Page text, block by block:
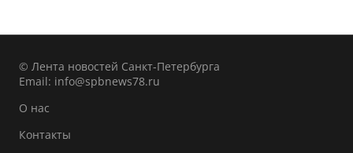
© Лента новостей Санкт-Петербурга
Email: info@spbnews78.ru
О нас
Контакты